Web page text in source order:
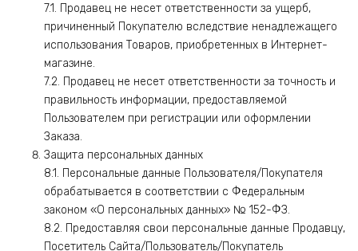
7.1. Продавец не несет ответственности за ущерб,
причиненный Покупателю вследствие ненадлежащего
использования Товаров, приобретенных в Интернет-
магазине.
7.2. Продавец не несет ответственности за точность и
правильность информации, предоставляемой
Пользователем при регистрации или оформлении
Заказа.
Защита персональных данных
8.1. Персональные данные Пользователя/Покупателя
обрабатывается в соответствии с Федеральным
законом «О персональных данных» № 152-ФЗ.
8.2. Предоставляя свои персональные данные Продавцу,
Посетитель Сайта/Пользователь/Покупатель